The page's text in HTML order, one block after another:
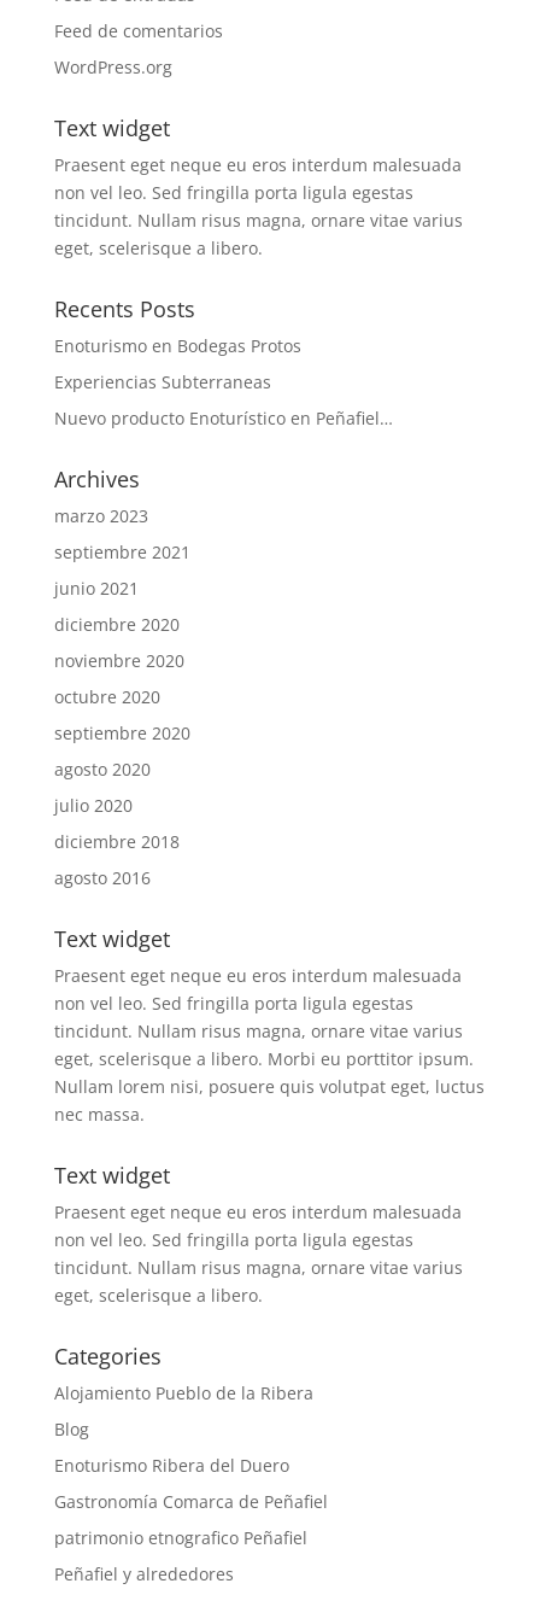
Feed de comentarios
WordPress.org
Text widget
Praesent eget neque eu eros interdum malesuada
non vel leo. Sed fringilla porta ligula egestas
tincidunt. Nullam risus magna, ornare vitae varius
eget, scelerisque a libero.
Recents Posts
Enoturismo en Bodegas Protos
Experiencias Subterraneas
Nuevo producto Enoturístico en Peñafiel…
Archives
marzo 2023
septiembre 2021
junio 2021
diciembre 2020
noviembre 2020
octubre 2020
septiembre 2020
agosto 2020
julio 2020
diciembre 2018
agosto 2016
Text widget
Praesent eget neque eu eros interdum malesuada
non vel leo. Sed fringilla porta ligula egestas
tincidunt. Nullam risus magna, ornare vitae varius
eget, scelerisque a libero. Morbi eu porttitor ipsum.
Nullam lorem nisi, posuere quis volutpat eget, luctus
nec massa.
Text widget
Praesent eget neque eu eros interdum malesuada
non vel leo. Sed fringilla porta ligula egestas
tincidunt. Nullam risus magna, ornare vitae varius
eget, scelerisque a libero.
Categories
Alojamiento Pueblo de la Ribera
Blog
Enoturismo Ribera del Duero
Gastronomía Comarca de Peñafiel
patrimonio etnografico Peñafiel
Peñafiel y alrededores